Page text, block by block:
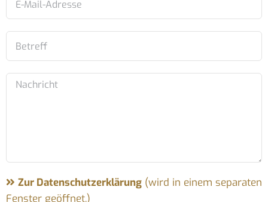
Zur Datenschutzerklärung(wird in einem separaten
Fenster geöffnet.)